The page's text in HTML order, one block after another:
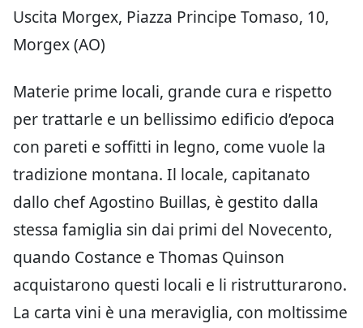
Uscita Morgex, Piazza Principe Tomaso, 10,
Morgex (AO)
Materie prime locali, grande cura e rispetto
per trattarle e un bellissimo edificio d’epoca
con pareti e soffitti in legno, come vuole la
tradizione montana. Il locale, capitanato
dallo chef Agostino Buillas, è gestito dalla
stessa famiglia sin dai primi del Novecento,
quando Costance e Thomas Quinson
acquistarono questi locali e li ristrutturarono.
La carta vini è una meraviglia, con moltissime